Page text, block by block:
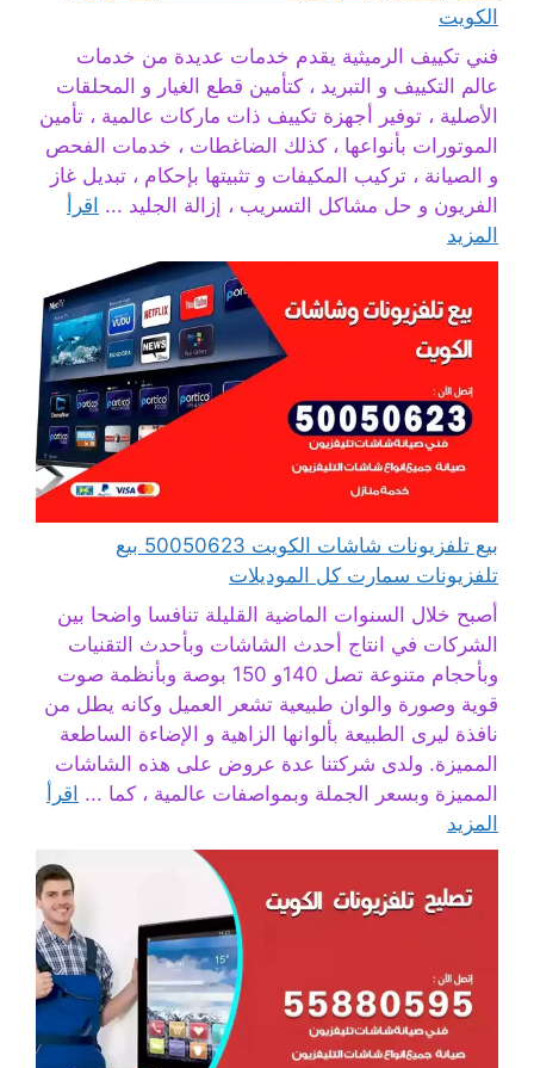
الكويت
فني تكييف الرميثية يقدم خدمات عديدة من خدمات
عالم التكييف و التبريد ، كتأمين قطع الغيار و المحلقات
الأصلية ، توفير أجهزة تكييف ذات ماركات عالمية ، تأمين
الموتورات بأنواعها ، كذلك الضاغطات ، خدمات الفحص
و الصيانة ، تركيب المكيفات و تثبيتها بإحكام ، تبديل غاز
الفريون و حل مشاكل التسريب ، إزالة الجليد ... اقرأ
المزيد
بيع تلفزيونات شاشات الكويت 50050623 بيع
تلفزيونات سمارت كل الموديلات
أصبح خلال السنوات الماضية القليلة تنافسا واضحا بين
الشركات في انتاج أحدث الشاشات وبأحدث التقنيات
وبأحجام متنوعة تصل 140و 150 بوصة وبأنظمة صوت
قوية وصورة والوان طبيعية تشعر العميل وكانه يطل من
نافذة ليرى الطبيعة بألوانها الزاهية و الإضاءة الساطعة
المميزة. ولدى شركتنا عدة عروض على هذه الشاشات
المميزة وبسعر الجملة وبمواصفات عالمية ، كما ... اقرأ
المزيد